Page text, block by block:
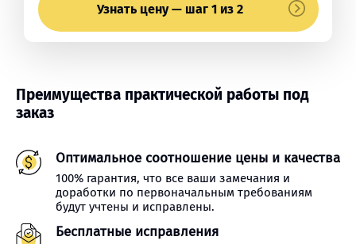
Узнать цену — шаг 1 из 2
Преимущества практической работы под
заказ
Оптимальное соотношение цены и качества
100% гарантия, что все ваши замечания и
доработки по первоначальным требованиям
будут учтены и исправлены.
Бесплатные исправления